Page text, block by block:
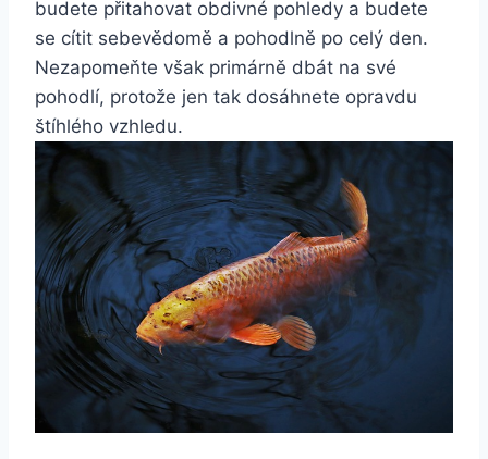
budete přitahovat obdivné pohledy a budete
se cítit sebevědomě a pohodlně ⁢po celý ‍den.
Nezapomeňte však primárně dbát na své
pohodlí, protože jen tak dosáhnete opravdu
štíhlého vzhledu.